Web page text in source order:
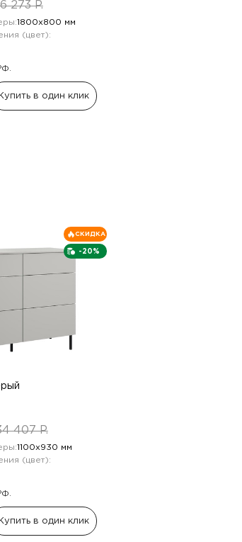
273 P.
1800х800 мм
(цвет):
Купить в один клик
-20%
СКИДКА
407 P.
1100х930 мм
(цвет):
Купить в один клик